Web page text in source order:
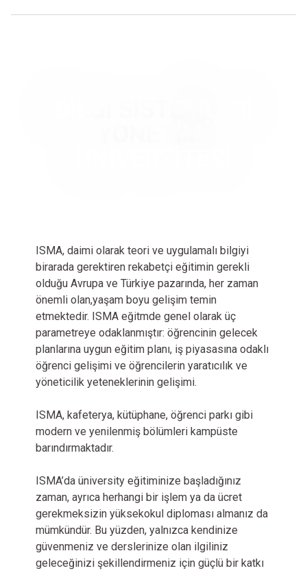
ISMA, daimi olarak teori ve uygulamalı bilgiyi
birarada gerektiren rekabetçi eğitimin gerekli
olduğu Avrupa ve Türkiye pazarında, her zaman
önemli olan,yaşam boyu gelişim temin
etmektedir. ISMA eğitmde genel olarak üç
parametreye odaklanmıştır: öğrencinin gelecek
planlarına uygun eğitim planı, iş piyasasına odaklı
öğrenci gelişimi ve öğrencilerin yaratıcılık ve
yöneticilik yeteneklerinin gelişimi.
ISMA, kafeterya, kütüphane, öğrenci parkı gibi
modern ve yenilenmiş bölümleri kampüste
barındırmaktadır.
ISMA’da üniversity eğitiminize başladığınız
zaman, ayrıca herhangi bir işlem ya da ücret
gerekmeksizin yüksekokul diploması almanız da
mümkündür. Bu yüzden, yalnızca kendinize
güvenmeniz ve derslerinize olan ilgiliniz
geleceğinizi şekillendirmeniz için güçlü bir katkı